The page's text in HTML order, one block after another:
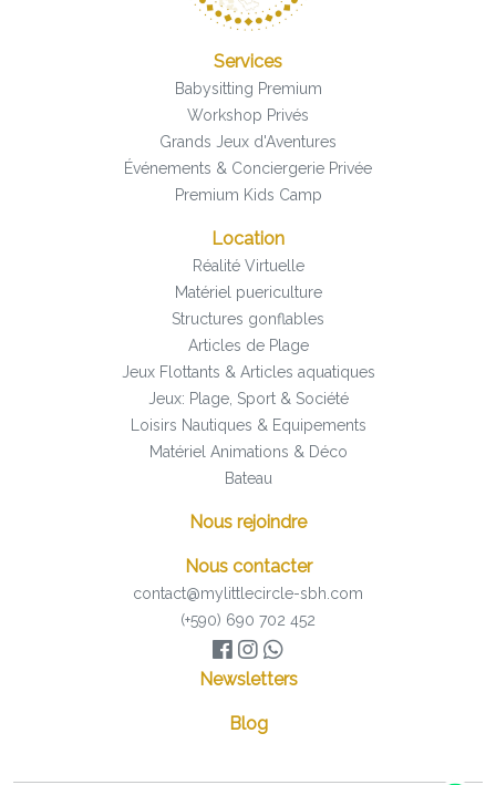
Services
Babysitting Premium
Workshop Privés
Grands Jeux d'Aventures
Événements & Conciergerie Privée
Premium Kids Camp
Location
Réalité Virtuelle
Matériel puericulture
Structures gonflables
Articles de Plage
Jeux Flottants & Articles aquatiques
Jeux: Plage, Sport & Société
Loisirs Nautiques & Equipements
Matériel Animations & Déco
Bateau
Nous rejoindre
Nous contacter
contact@mylittlecircle-sbh.com
(+590) 690 702 452
Newsletters
Blog